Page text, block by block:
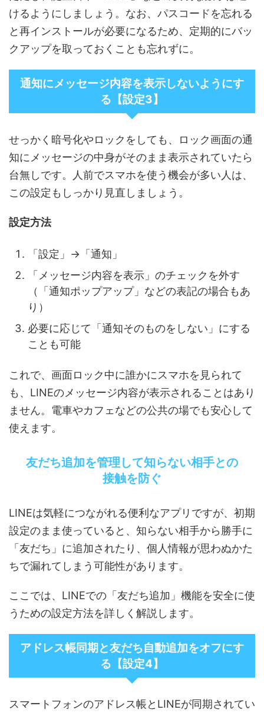
けるようにしましょう。なお、パスコードを忘れる
と再インストールが必要になるため、定期的にバッ
クアップを取っておくことも忘れずに。
通知にメッセージ内容を表示しないようにす
る【設定3】
せっかく暗号化やロックをしても、ロック画面の通
知にメッセージの中身がそのまま表示されていたら
台無しです。人前でスマホを使う機会が多い人は、
この設定もしっかり見直しましょう。
設定方法
「設定」→「通知」
「メッセージ内容を表示」のチェックを外す
（「通知ポップアップ」などの表記の場合もあ
り）
必要に応じて「通知そのものをしない」にする
ことも可能
これで、画面ロック中に誰かにスマホを見られて
も、LINEのメッセージ内容が表示されることはあり
ません。電車やカフェなどの公共の場でも安心して
使えます。
友だち追加を管理して知らない相手との
接触を防ぐ
LINEは気軽につながれる便利なアプリですが、初期
設定のまま使っていると、知らない相手から勝手に
「友だち」に追加されたり、個人情報が思わぬかた
ちで漏れてしまう可能性があります。
ここでは、LINEでの「友だち追加」機能を安全に使
うための設定方法を詳しく解説します。
アドレス帳同期と友だち自動追加をオフにす
る【設定4】
スマートフォンのアドレス帳とLINEが同期されてい